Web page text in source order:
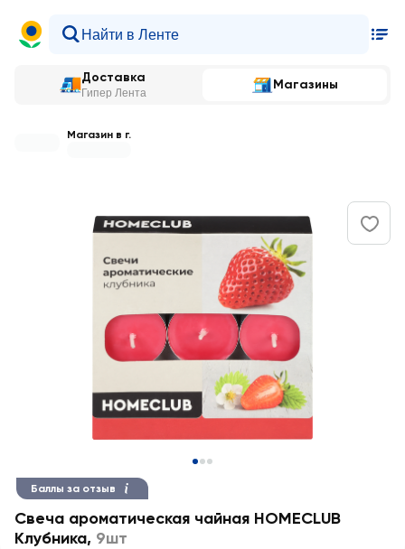
Доставка
Гипер Лента
Магазины
Магазин в г.
Баллы за отзыв
Свеча ароматическая чайная HOMECLUB
Клубника, 9шт